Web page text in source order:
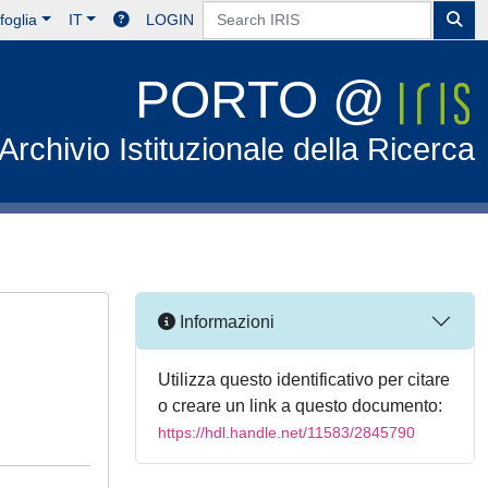
IT LOGIN
PORTO @
Istituzionale della Ricerca
Informazioni
Utilizza questo identificativo per citare
o creare un link a questo documento:
https://hdl.handle.net/11583/2845790